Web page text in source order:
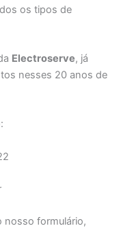
os tipos de
Electroserve, já
nesses 20 anos de
nosso formulário,